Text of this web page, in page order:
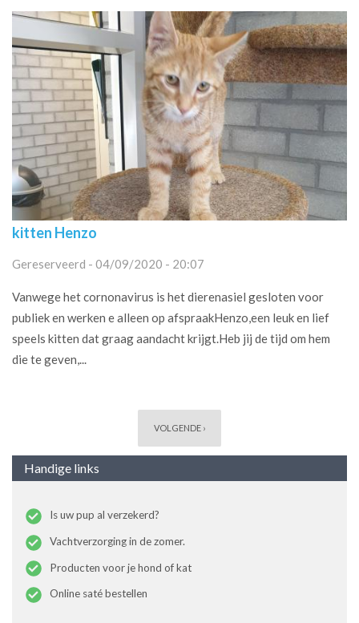
kitten Henzo
Gereserveerd - 04/09/2020 - 20:07
Vanwege het cornonavirus is het dierenasiel gesloten voor
publiek en werken e alleen op afspraakHenzo,een leuk en lief
speels kitten dat graag aandacht krijgt.Heb jij de tijd om hem
die te geven,...
VOLGENDE ›
Handige links
Is uw pup al verzekerd?
Vachtverzorging in de zomer.
Producten voor je hond of kat
Online saté bestellen